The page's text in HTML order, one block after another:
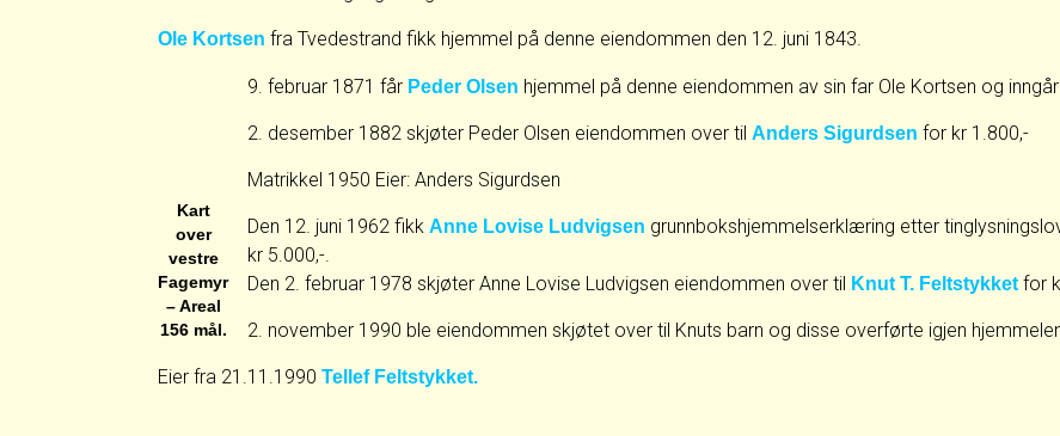
Ole Kortsen fra Tvedestrand fikk hjemmel på denne eiendommen den 12. juni 1843.
Kart
over
vestre
Fagemyr
– Areal
156 mål.
9. februar 1871 får Peder Olsen hjemmel på denne eiendommen av sin far Ole Kortsen og
2. desember 1882 skjøter Peder Olsen eiendommen over til Anders Sigurdsen for kr 1.800,-
Matrikkel 1950 Eier: Anders Sigurdsen
Den 12. juni 1962 fikk Anne Lovise Ludvigsen grunnbokshjemmelserklæring etter
kr 5.000,-.
Den 2. februar 1978 skjøter Anne Lovise Ludvigsen eiendommen over til Knut T. Feltstykketfor
2. november 1990 ble eiendommen skjøtet over til Knuts barn og disse overførte igjen
Eier fra 21.11.1990 Tellef Feltstykket.